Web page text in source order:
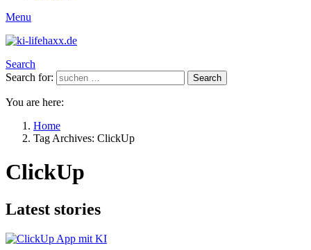
Menu
Search
Search for:
Search
You are here:
Home
Tag Archives: ClickUp
ClickUp
Latest stories